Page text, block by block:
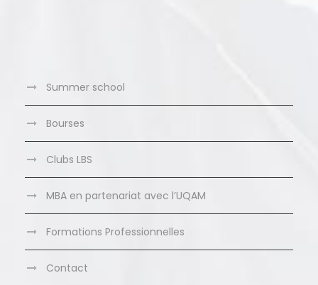
Summer school
Bourses
Clubs LBS
MBA en partenariat avec l’UQAM
Formations Professionnelles
Contact